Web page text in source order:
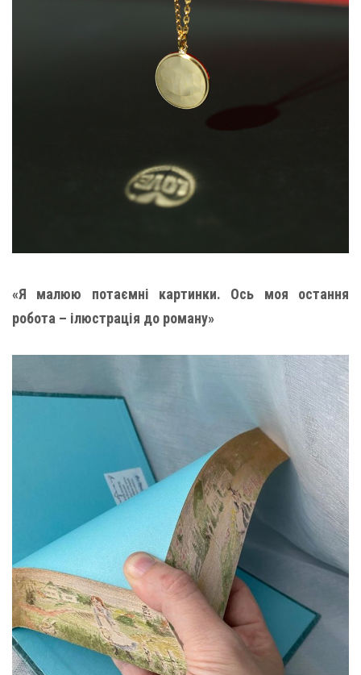
«Я малюю потаємні картинки. Ось моя остання
робота – ілюстрація до роману»